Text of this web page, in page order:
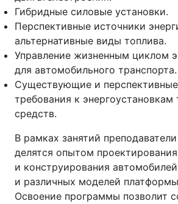
Гибридные силовые установки.
Перспективные источники
альтернативные виды топлива.
Управление жизненным циклом
для автомобильного транспорта.
Существующие и
требования к энергоустановкам
средств.
В рамках занятий
делятся опытом проектирования
и конструирования
и различных моделей
Освоение программы позволит